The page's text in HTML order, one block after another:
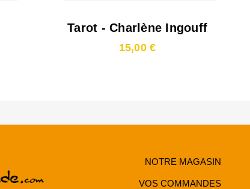
Tarot - Charlène Ingouff
15,00 €
NOTRE MAGASIN
VOS COMMANDES